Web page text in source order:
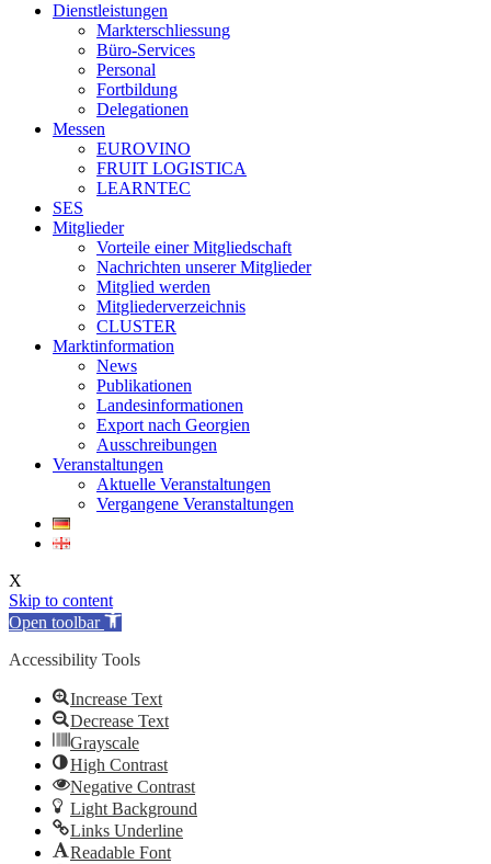
Dienstleistungen
Markterschliessung
Büro-Services
Personal
Fortbildung
Delegationen
Messen
EUROVINO
FRUIT LOGISTICA
LEARNTEC
SES
Mitglieder
Vorteile einer Mitgliedschaft
Nachrichten unserer Mitglieder
Mitglied werden
Mitgliederverzeichnis
CLUSTER
Marktinformation
News
Publikationen
Landesinformationen
Export nach Georgien
Ausschreibungen
Veranstaltungen
Aktuelle Veranstaltungen
Vergangene Veranstaltungen
X
Skip to content
Open toolbar
Accessibility Tools
Increase Text
Decrease Text
Grayscale
High Contrast
Negative Contrast
Light Background
Links Underline
Readable Font